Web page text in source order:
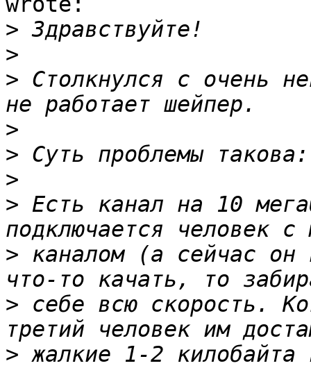
>
>
> Столкнулся с очень
>
>
>
> Есть канал на 10
> каналом (а сейчас он
> себе всю скорость.
> жалкие 1-2